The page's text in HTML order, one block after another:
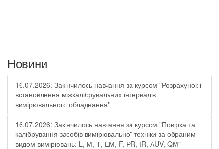
Новини
16.07.2026: Закінчилось навчання за курсом "Розрахунок і
встановлення міжкалібрувальних інтервалів
вимірювального обладнання"
16.07.2026: Закінчилось навчання за курсом "Повірка та
калібрування засобів вимірювальної техніки за обраним
видом вимірювань: L, М, Т, ЕМ, F, РR, ІR, АUV, QМ"